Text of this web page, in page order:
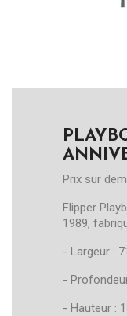
Prix sur
Flipper
1989,
- Largeur :
-
- Hauteur :